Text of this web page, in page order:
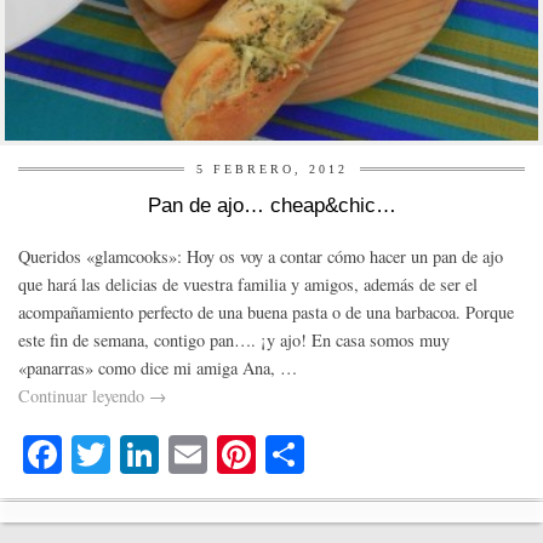
5 FEBRERO, 2012
Pan de ajo… cheap&chic…
Queridos «glamcooks»: Hoy os voy a contar cómo hacer un pan de ajo
que hará las delicias de vuestra familia y amigos, además de ser el
acompañamiento perfecto de una buena pasta o de una barbacoa. Porque
este fin de semana, contigo pan…. ¡y ajo! En casa somos muy
«panarras» como dice mi amiga Ana, …
Continuar leyendo →
Fa
ce
bo
T
wi
tte
Li
nk
ed
E
m
ail
Pi
nt
er
o
m